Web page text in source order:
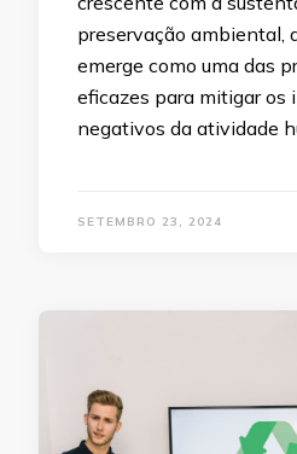
preservação ambiental,
emerge como uma das
eficazes para mitigar os
negativos da atividade
SETEMBRO 23, 2024